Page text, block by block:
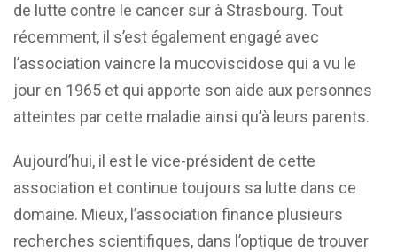
de lutte contre le cancer sur à Strasbourg. Tout
récemment, il s’est également engagé avec
l’association vaincre la mucoviscidose qui a vu le
jour en 1965 et qui apporte son aide aux personnes
atteintes par cette maladie ainsi qu’à leurs parents.
Aujourd’hui, il est le vice-président de cette
association et continue toujours sa lutte dans ce
domaine. Mieux, l’association finance plusieurs
recherches scientifiques, dans l’optique de trouver